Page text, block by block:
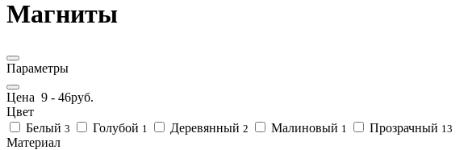
Магниты
Параметры
Цена 9 - 46руб.
Цвет
Белый 3 Голубой 1 Деревянный 2 Малиновый 1 Прозрачный 13
Материал